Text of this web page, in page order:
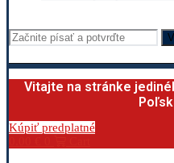
Vitajte na stránke
Kúpiť predplatné